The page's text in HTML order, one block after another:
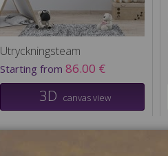
Utryckningsteam
Starting from 86.00 €
3D canvas view